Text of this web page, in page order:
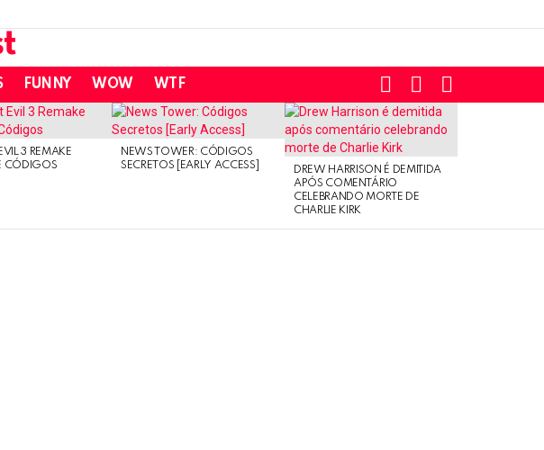
FUNNY WOW WTF
SWITCH
SKIN
SEARCH
3 REMAKE
CÓDIGOS
NEWS TOWER: CÓDIGOS
SECRETOS [EARLY ACCESS]
DREW HARRISON É DEMITIDA
APÓS COMENTÁRIO
CELEBRANDO MORTE DE
CHARLIE KIRK